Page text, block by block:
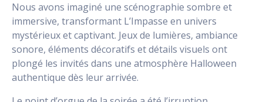
Nous avons imaginé une scénographie sombre et
immersive, transformant L’Impasse en univers
mystérieux et captivant. Jeux de lumières, ambiance
sonore, éléments décoratifs et détails visuels ont
plongé les invités dans une atmosphère Halloween
authentique dès leur arrivée.